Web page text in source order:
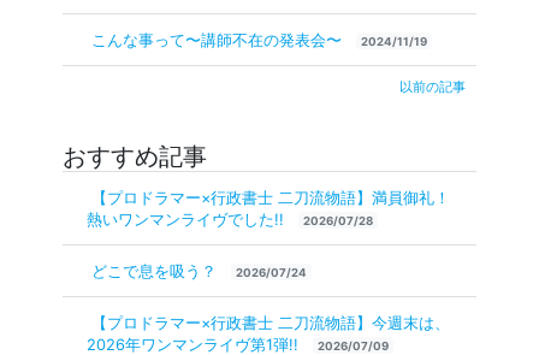
こんな事って〜講師不在の発表会〜 2024/11/19
以前の記事
おすすめ記事
【プロドラマー×行政書士 二刀流物語】満員御礼！
熱いワンマンライヴでした!!
2026/07/28
どこで息を吸う？ 2026/07/24
【プロドラマー×行政書士 二刀流物語】今週末は、
2026年ワンマンライヴ第1弾!!
2026/07/09